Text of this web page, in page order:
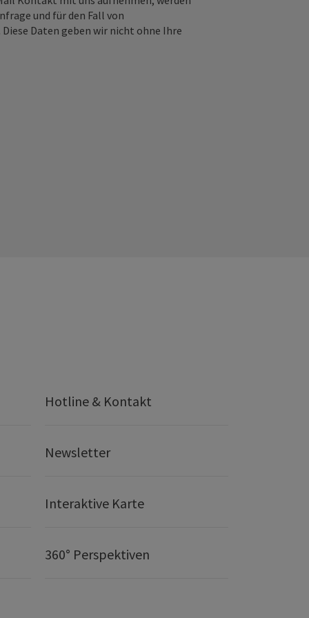
und für den Fall von
Daten geben wir nicht ohne Ihre
Hotline & Kontakt
Newsletter
Interaktive Karte
360° Perspektiven